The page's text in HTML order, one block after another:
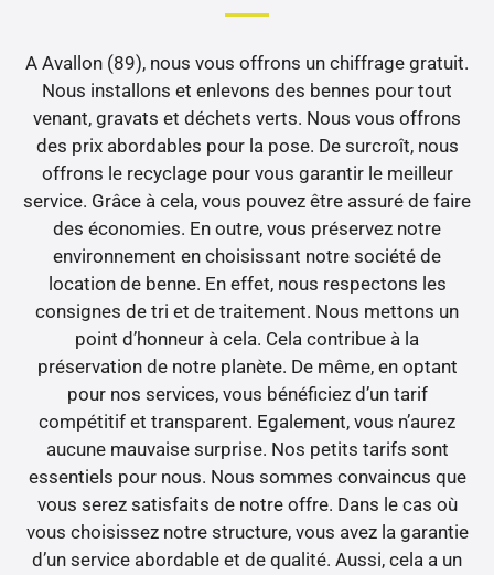
A Avallon (89), nous vous offrons un chiffrage gratuit.
Nous installons et enlevons des bennes pour tout
venant, gravats et déchets verts. Nous vous offrons
des prix abordables pour la pose. De surcroît, nous
offrons le recyclage pour vous garantir le meilleur
service. Grâce à cela, vous pouvez être assuré de faire
des économies. En outre, vous préservez notre
environnement en choisissant notre société de
location de benne. En effet, nous respectons les
consignes de tri et de traitement. Nous mettons un
point d’honneur à cela. Cela contribue à la
préservation de notre planète. De même, en optant
pour nos services, vous bénéficiez d’un tarif
compétitif et transparent. Egalement, vous n’aurez
aucune mauvaise surprise. Nos petits tarifs sont
essentiels pour nous. Nous sommes convaincus que
vous serez satisfaits de notre offre. Dans le cas où
vous choisissez notre structure, vous avez la garantie
d’un service abordable et de qualité. Aussi, cela a un